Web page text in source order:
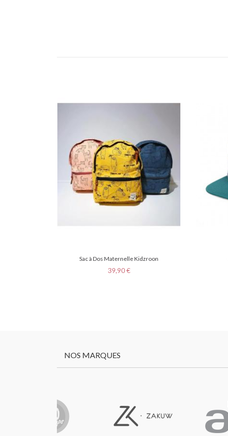
Sac à Dos Maternelle Kidzroon
Prix
39,90 €
NOS MARQUES